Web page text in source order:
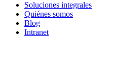
Soluciones integrales
Quiénes somos
Blog
Intranet